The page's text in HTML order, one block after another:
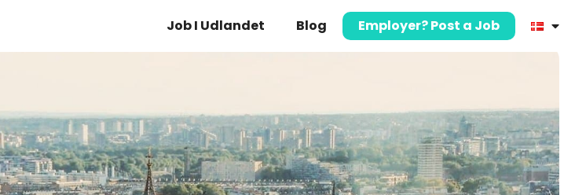
Job I Udlandet Blog Employer? Post a Job